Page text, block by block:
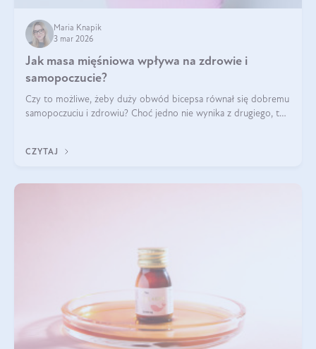
Maria Knapik
3 mar 2026
Jak masa mięśniowa wpływa na zdrowie i
samopoczucie?
Czy to możliwe, żeby duży obwód bicepsa równał się dobremu
samopoczuciu i zdrowiu? Choć jedno nie wynika z drugiego, to
wyjaśnimy.
CZYTAJ